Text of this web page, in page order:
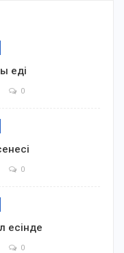
еді
0
0
есінде
0